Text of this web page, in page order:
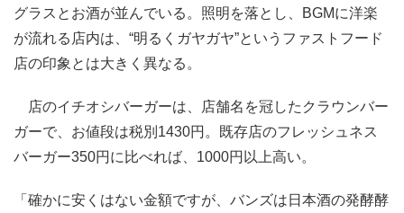
グラスとお酒が並んでいる。照明を落とし、BGMに洋楽
が流れる店内は、“明るくガヤガヤ”というファストフード
店の印象とは大きく異なる。
店のイチオシバーガーは、店舗名を冠したクラウンバー
ガーで、お値段は税別1430円。既存店のフレッシュネス
バーガー350円に比べれば、1000円以上高い。
「確かに安くはない金額ですが、バンズは日本酒の発酵酵